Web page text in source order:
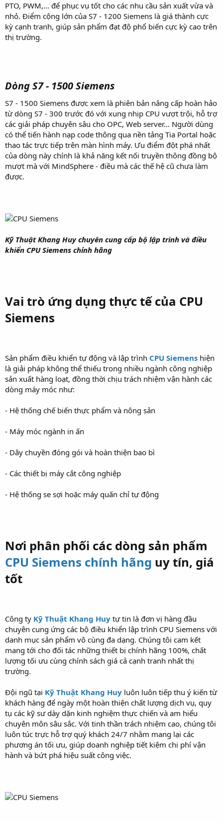
PTO, PWM,... để phục vụ tốt cho các nhu cầu sản xuất vừa và
nhỏ. Điểm cộng lớn của S7 - 1200 Siemens là giá thành cực
kỳ cạnh tranh, giúp sản phẩm đạt độ phổ biến cực kỳ cao trên
thị trường.
Dòng S7 - 1500 Siemens
S7 - 1500 Siemens được xem là phiên bản nâng cấp hoàn hảo
từ dòng S7 - 300 trước đó với xung nhịp CPU vượt trội, hỗ trợ
các giải pháp chuyên sâu cho OPC, Web server... Người dùng
có thể tiến hành nạp code thông qua nền tảng Tia Portal hoặc
thao tác trực tiếp trên màn hình máy. Ưu điểm đột phá nhất
của dòng này chính là khả năng kết nối truyền thông đồng bộ
mượt mà với MindSphere - điều mà các thế hệ cũ chưa làm
được.
Kỹ Thuật Khang Huy chuyên cung cấp bộ lập trình và điều
khiển CPU Siemens chính hãng
Vai trò ứng dụng thực tế của CPU
Siemens
Sản phẩm điều khiển tự động và lập trình CPU Siemens hiện
là giải pháp không thể thiếu trong nhiều ngành công nghiệp
sản xuất hàng loạt, đồng thời chịu trách nhiệm vận hành các
dòng máy móc như:
- Hệ thống chế biến thực phẩm và nông sản
- Máy móc ngành in ấn
- Dây chuyền đóng gói và hoàn thiện bao bì
- Các thiết bị máy cắt công nghiệp
- Hệ thống se sợi hoặc máy quấn chỉ tự động
Nơi phân phối các dòng sản phẩm
CPU Siemens chính hãng uy tín, giá
tốt
Công ty Kỹ Thuật Khang Huy tự tin là đơn vị hàng đầu
chuyên cung ứng các bộ điều khiển lập trình CPU Siemens với
danh mục sản phẩm vô cùng đa dạng. Chúng tôi cam kết
mang tới cho đối tác những thiết bị chính hãng 100%, chất
lượng tối ưu cùng chính sách giá cả cạnh tranh nhất thị
trường.
Đội ngũ tại Kỹ Thuật Khang Huy luôn luôn tiếp thu ý kiến từ
khách hàng để ngày một hoàn thiện chất lượng dịch vụ, quy
tụ các kỹ sư dày dặn kinh nghiệm thực chiến và am hiểu
chuyên môn sâu sắc. Với tinh thần trách nhiệm cao, chúng tôi
luôn túc trực hỗ trợ quý khách 24/7 nhằm mang lại các
phương án tối ưu, giúp doanh nghiệp tiết kiệm chi phí vận
hành và bứt phá hiệu suất công việc.